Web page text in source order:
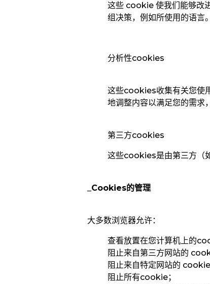
这些 cookie 使我们能够改
组决策，例如所使用的语言。
分析性cookies
这些cookies收集有关您使
地调整内容以满足您的需求
第三方cookies
这些cookies是由第三方（
_Cookies的管理
大多数浏览器允许：
查看放置在您计算机上的
阻止来自第三方网站的
阻止来自特定网站的 cookie
阻止所有cookie；